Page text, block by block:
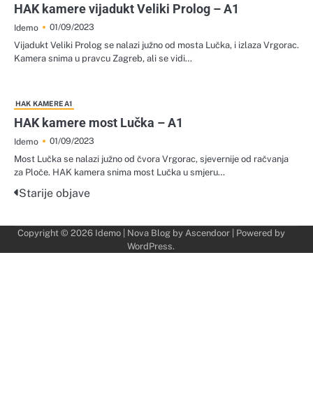
HAK kamere vijadukt Veliki Prolog – A1
Idemo
01/09/2023
Vijadukt Veliki Prolog se nalazi južno od mosta Lučka, i izlaza Vrgorac.
Kamera snima u pravcu Zagreb, ali se vidi…
HAK KAMERE A1
HAK kamere most Lučka – A1
Idemo
01/09/2023
Most Lučka se nalazi južno od čvora Vrgorac, sjevernije od račvanja
za Ploče. HAK kamera snima most Lučka u smjeru…
Navigacija
objava
Starije objave
Copyright © 2026 Idemo| Nova Blog by Ascendoor| Powered by
WordPress.